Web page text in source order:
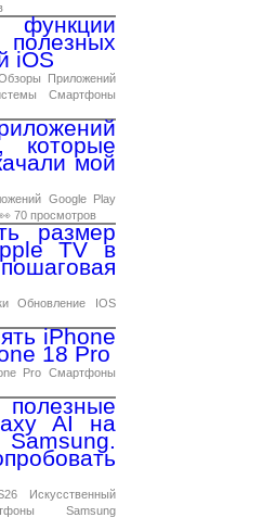
iOS
Приложений
Смартфоны
которые
мой
Google
Play
👀 70 просмотров
размер
TV в
Обновление
IOS
iPhone
18 Pro
Pro Смартфоны
AI на
Искусственный
Samsung